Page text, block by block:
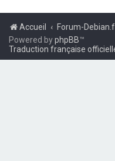
Accueil Forum-
Powered byphpBB™
Traduction française